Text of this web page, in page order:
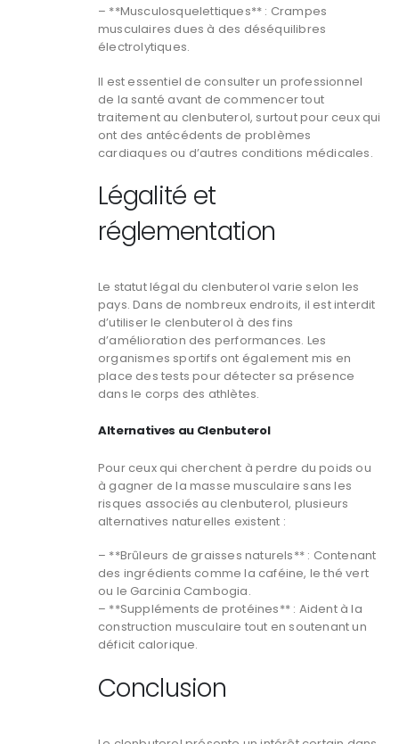
– **Musculosquelettiques** : Crampes
musculaires dues à des déséquilibres
électrolytiques.
Il est essentiel de consulter un professionnel
de la santé avant de commencer tout
traitement au clenbuterol, surtout pour ceux qui
ont des antécédents de problèmes
cardiaques ou d’autres conditions médicales.
Légalité et
réglementation
Le statut légal du clenbuterol varie selon les
pays. Dans de nombreux endroits, il est interdit
d’utiliser le clenbuterol à des fins
d’amélioration des performances. Les
organismes sportifs ont également mis en
place des tests pour détecter sa présence
dans le corps des athlètes.
Alternatives au Clenbuterol
Pour ceux qui cherchent à perdre du poids ou
à gagner de la masse musculaire sans les
risques associés au clenbuterol, plusieurs
alternatives naturelles existent :
– **Brûleurs de graisses naturels** : Contenant
des ingrédients comme la caféine, le thé vert
ou le Garcinia Cambogia.
– **Suppléments de protéines** : Aident à la
construction musculaire tout en soutenant un
déficit calorique.
Conclusion